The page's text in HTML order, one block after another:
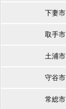
下妻市
取手市
土浦市
守谷市
常総市